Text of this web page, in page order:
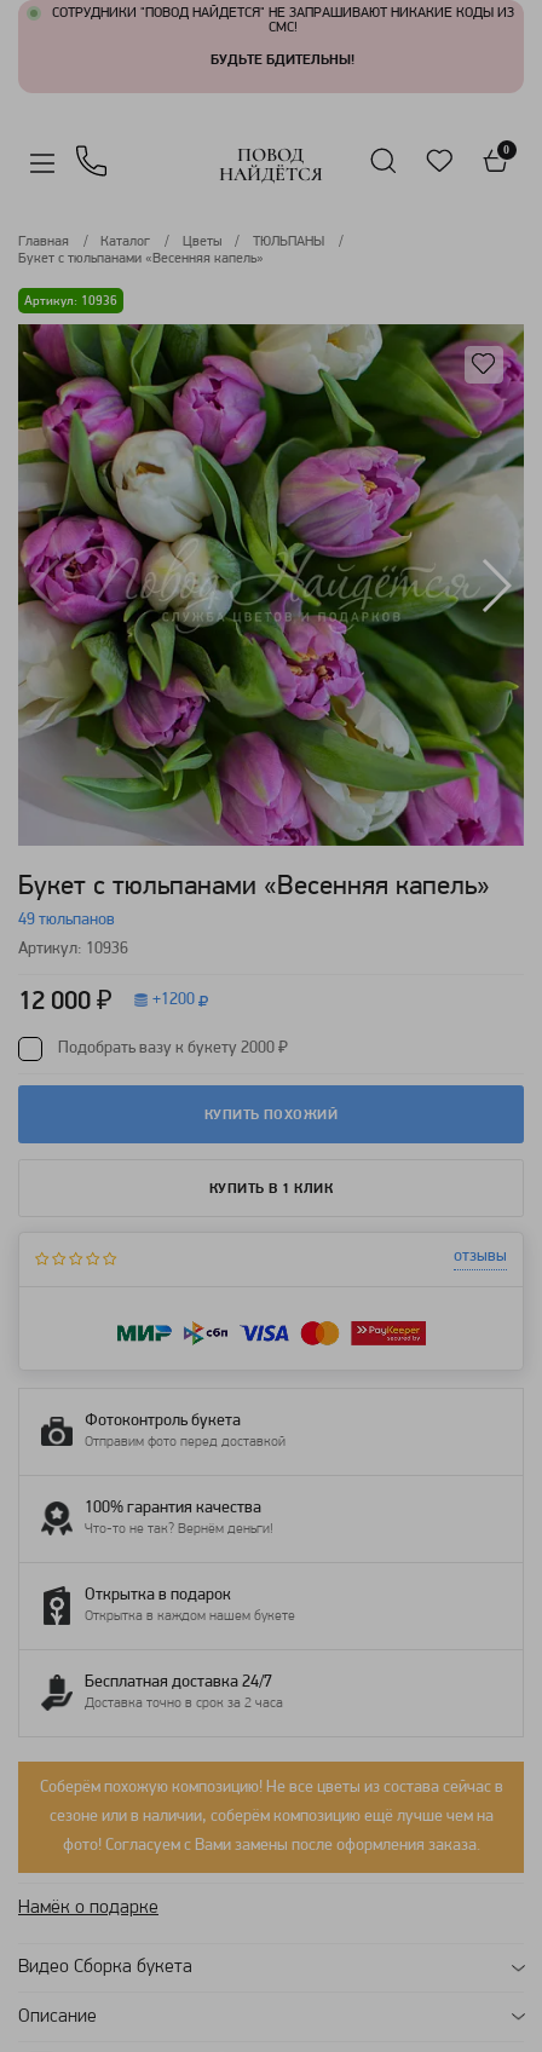
СОТРУДНИКИ "ПОВОД НАЙДЕТСЯ" НЕ ЗАПРАШИВАЮТ НИКАКИЕ КОДЫ ИЗ
СМС!
БУДЬТЕ БДИТЕЛЬНЫ!
ПОВОД
НАЙДЁТСЯ
0
Главная Каталог Цветы
ТЮЛЬПАНЫ
Букет с тюльпанами «Весенняя капель»
Артикул: 10936
Букет с тюльпанами «Весенняя капель»
49 тюльпанов
Артикул: 10936
12 000 ₽ +1200
Подобрать вазу к букету 2000 ₽
КУПИТЬ ПОХОЖИЙ
КУПИТЬ В 1 КЛИК
отзывы
Фотоконтроль букета
Отправим фото перед доставкой
100% гарантия качества
Что-то не так? Вернём деньги!
Открытка в подарок
Открытка в каждом нашем букете
Бесплатная доставка 24/7
Доставка точно в срок за 2 часа
Соберём похожую композицию! Не все цветы из состава сейчас в
сезоне или в наличии, соберём композицию ещё лучше чем на
фото! Согласуем с Вами замены после оформления заказа.
Намёк о подарке
Видео Сборка букета
Описание